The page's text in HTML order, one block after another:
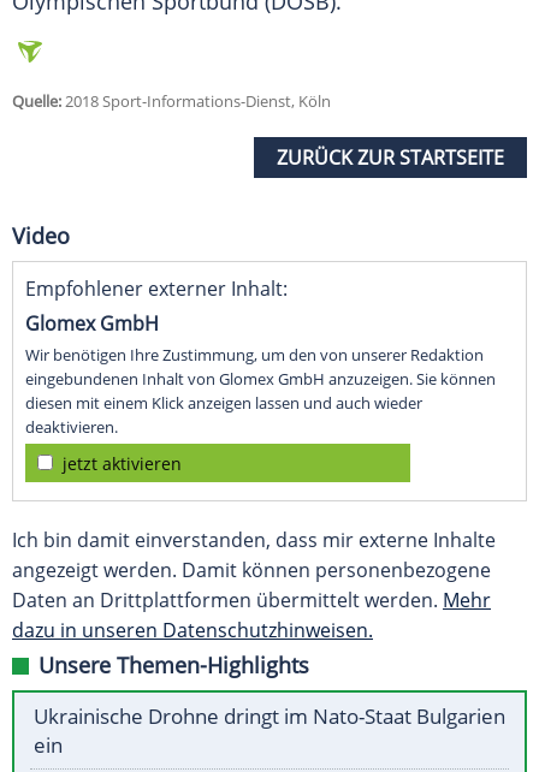
Quelle:2018 Sport-Informations-Dienst, Köln
ZURÜCK ZUR STARTSEITE
Video
Empfohlener externer Inhalt:
Glomex GmbH
Wir benötigen Ihre Zustimmung, um den von unserer Redaktion
eingebundenen Inhalt von Glomex GmbH anzuzeigen. Sie können
diesen mit einem Klick anzeigen lassen und auch wieder
deaktivieren.
jetzt aktivieren
Ich bin damit einverstanden, dass mir externe Inhalte
angezeigt werden. Damit können personenbezogene
Daten an Drittplattformen übermittelt werden. Mehr
dazu in unseren Datenschutzhinweisen.
Unsere Themen-Highlights
Ukrainische Drohne dringt im Nato-Staat Bulgarien
ein